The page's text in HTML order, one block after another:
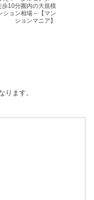
歩10分圏内の大規模
ション相場～【マン
ションマニア】
ります。